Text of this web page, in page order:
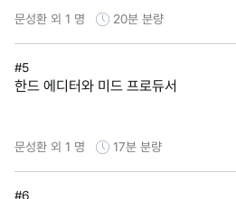
문성환 외 1 명 20분 분량
#5
한드 에디터와 미드 프로듀서
문성환 외 1 명 17분 분량
#6